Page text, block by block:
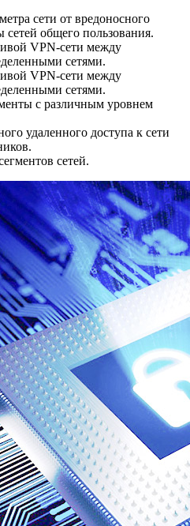
сети от вредоносного
сетей общего пользования.
VPN-сети между
сетями.
VPN-сети между
сетями.
с различным уровнем
удаленного доступа к сети
сетей.